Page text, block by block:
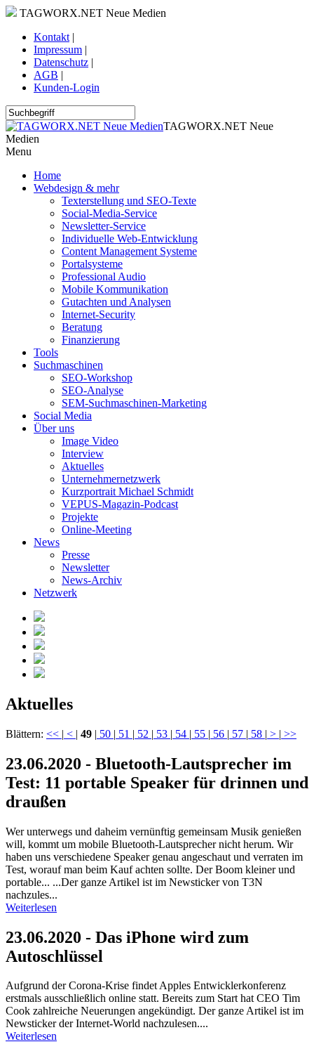
TAGWORX.NET Neue Medien
Kontakt |
Impressum |
Datenschutz |
AGB |
Kunden-Login
TAGWORX.NET Neue
Medien
Menu
Home
Webdesign & mehr
Texterstellung und SEO-Texte
Social-Media-Service
Newsletter-Service
Individuelle Web-Entwicklung
Content Management Systeme
Portalsysteme
Professional Audio
Mobile Kommunikation
Gutachten und Analysen
Internet-Security
Beratung
Finanzierung
Tools
Suchmaschinen
SEO-Workshop
SEO-Analyse
SEM-Suchmaschinen-Marketing
Social Media
Über uns
Image Video
Interview
Aktuelles
Unternehmernetzwerk
Kurzportrait Michael Schmidt
VEPUS-Magazin-Podcast
Projekte
Online-Meeting
News
Presse
Newsletter
News-Archiv
Netzwerk
Aktuelles
Blättern: << | < | 49 | 50 | 51 | 52 | 53 | 54 | 55 | 56 | 57 | 58 | > | >>
23.06.2020 - Bluetooth-Lautsprecher im
Test: 11 portable Speaker für drinnen und
draußen
Wer unterwegs und daheim vernünftig gemeinsam Musik genießen
will, kommt um mobile Bluetooth-Lautsprecher nicht herum. Wir
haben uns verschiedene Speaker genau angeschaut und verraten im
Test, worauf man beim Kauf achten sollte. Der Boom kleiner und
portable... ...Der ganze Artikel ist im Newsticker von T3N
nachzules...
Weiterlesen
23.06.2020 - Das iPhone wird zum
Autoschlüssel
Aufgrund der Corona-Krise findet Apples Entwicklerkonferenz
erstmals ausschließlich online statt. Bereits zum Start hat CEO Tim
Cook zahlreiche Neuerungen angekündigt. Der ganze Artikel ist im
Newsticker der Internet-World nachzulesen....
Weiterlesen